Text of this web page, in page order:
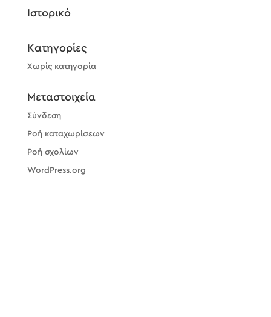
Ιστορικό
Kατηγορίες
Χωρίς κατηγορία
Μεταστοιχεία
Σύνδεση
Ροή καταχωρίσεων
Ροή σχολίων
WordPress.org